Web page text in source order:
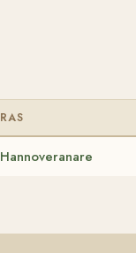
RAS
Hannoveranare